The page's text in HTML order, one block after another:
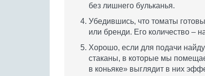
без лишнего бульканья.
Убедившись, что томаты
или бренди. Его количество –
Хорошо, если для подачи
стаканы, в которые мы
в коньяке» выглядит в них